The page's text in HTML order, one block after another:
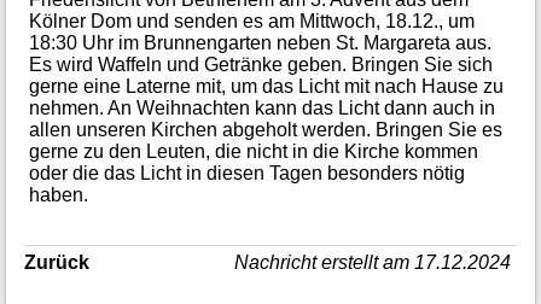
Kölner Dom und senden es am Mittwoch, 18.12., um
18:30 Uhr im Brunnengarten neben St. Margareta aus.
Es wird Waffeln und Getränke geben. Bringen Sie sich
gerne eine Laterne mit, um das Licht mit nach Hause zu
nehmen. An Weihnachten kann das Licht dann auch in
allen unseren Kirchen abgeholt werden. Bringen Sie es
gerne zu den Leuten, die nicht in die Kirche kommen
oder die das Licht in diesen Tagen besonders nötig
haben.
Nachricht erstellt am 17.12.2024
Zurück